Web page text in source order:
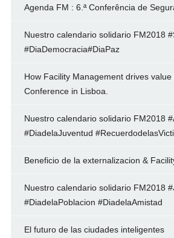
Agenda FM : 6.ª Conferência de
Nuestro calendario solidario FM2018
#DiaDemocracia#DiaPaz
How Facility Management drives value
Conference in Lisboa.
Nuestro calendario solidario FM2018
#DiadelaJuventud
Beneficio de la externalizacion &
Nuestro calendario solidario FM2018
#DiadelaPoblacion #DiadelaAmistad
El futuro de las ciudades inteligentes